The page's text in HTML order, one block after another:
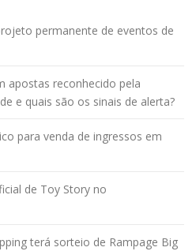
permanente de eventos de
apostas reconhecido pela
e quais são os sinais de alerta?
para venda de ingressos em
de Toy Story no
terá sorteio de Rampage Big